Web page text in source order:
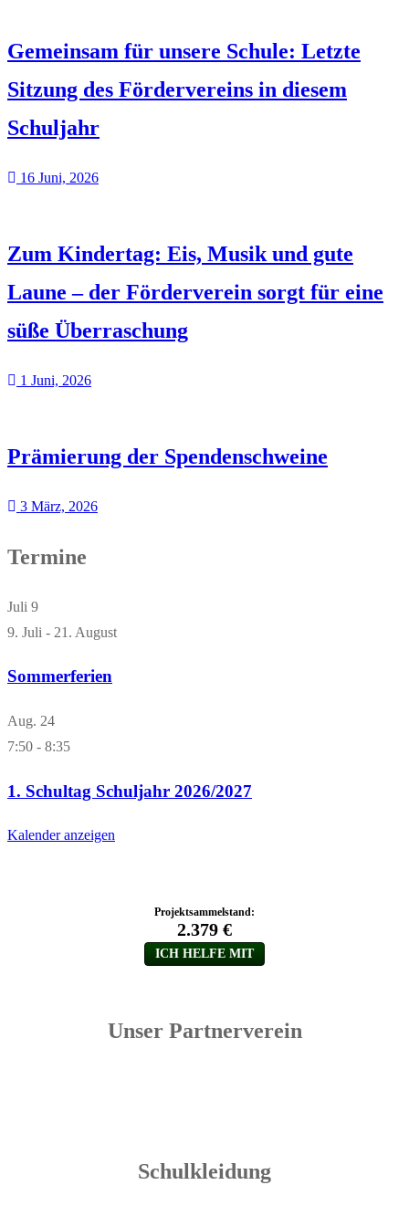
Gemeinsam für unsere Schule: Letzte
Sitzung des Fördervereins in diesem
Schuljahr
16 Juni, 2026
Zum Kindertag: Eis, Musik und gute
Laune – der Förderverein sorgt für eine
süße Überraschung
1 Juni, 2026
Prämierung der Spendenschweine
3 März, 2026
Termine
Juli 9
9. Juli - 21. August
Sommerferien
Aug. 24
7:50 - 8:35
1. Schultag Schuljahr 2026/2027
Kalender anzeigen
Unser Partnerverein
Schulkleidung